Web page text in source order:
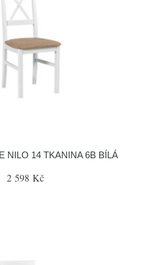
NILO 14 TKANINA 6B BÍLÁ
2 598 Kč